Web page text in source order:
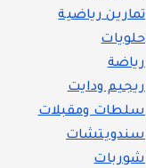
تمارين رياضية
حلويات
رياضة
ريجيم ودايت
سلطات ومقبلات
سندويتشات
شوربات